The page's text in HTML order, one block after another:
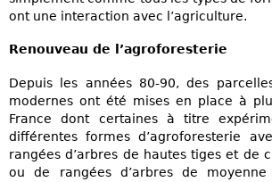
ont une interaction avec l’agriculture.
Renouveau de l’agroforesterie
Depuis les années 80-90, des
modernes ont été mises en place à
France dont certaines à titre
différentes formes d’agroforesterie
rangées d’arbres de hautes tiges et de
ou de rangées d’arbres de